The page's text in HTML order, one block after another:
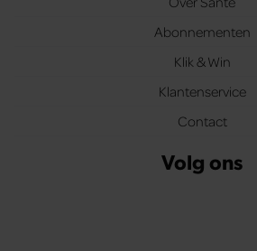
Abonnementen
Klik & Win
Klantenservice
Contact
Volg ons